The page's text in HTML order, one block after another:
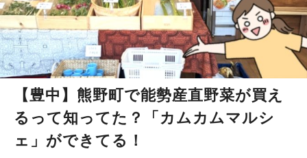
【豊中】熊野町で能勢産直野菜が買え
るって知ってた？「カムカムマルシ
ェ」ができてる！